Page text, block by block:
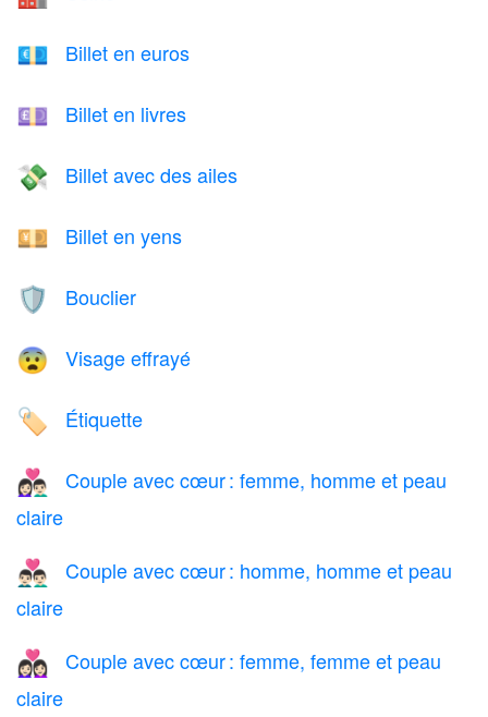
💶 Billet en euros
💷 Billet en livres
💸 Billet avec des ailes
💴 Billet en yens
🛡️ Bouclier
😨 Visage effrayé
🏷️ Étiquette
👩🏻‍❤️‍👨🏻
Couple avec cœur : femme, homme et peau
claire
👨🏻‍❤️‍👨🏻
Couple avec cœur : homme, homme et peau
claire
👩🏻‍❤️‍👩🏻
Couple avec cœur : femme, femme et peau
claire